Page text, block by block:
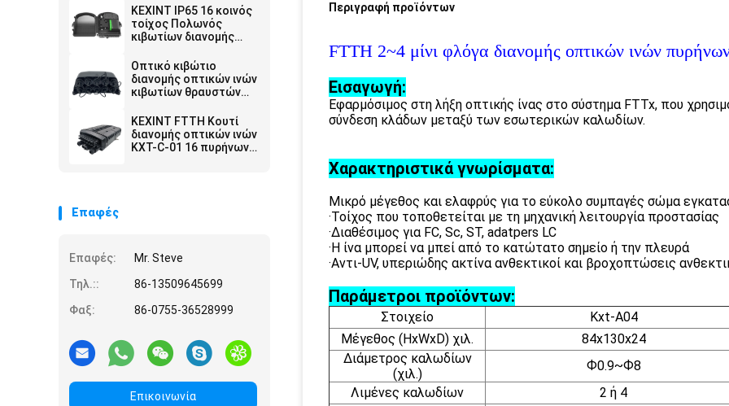
KEXINT IP65 16 κοινός
τοίχος Πολωνός
κιβωτίων διανομής
συναρμογών οπτικής
ίνας λιμένων
τοποθέτησε
Οπτικό κιβώτιο
διανομής οπτικών ινών
κιβωτίων θραυστών
Sc Preconnected
KEXINT FTTH Κουτί
διανομής οπτικών ινών
KXT-C-01 16 πυρήνων
Επαφές
Επαφές:
Mr. Steve
Τηλ.::
86-13509645699
Φαξ:
86-0755-36528999
Επικοινωνία
Περιγραφή προϊόντων
FTTH 2~4 μίνι φλόγα διανομής οπτικών ινών
Εισαγωγή:
Εφαρμόσιμος στη λήξη οπτικής ίνας στο σύστημα FTTx, που
σύνδεση κλάδων μεταξύ των εσωτερικών καλωδίων.
Χαρακτηριστικά γνωρίσματα:
Μικρό μέγεθος και ελαφρύς για το εύκολο συμπαγές σώμα
·Τοίχος που τοποθετείται με τη μηχανική λειτουργία προστασίας
·Διαθέσιμος για FC, Sc, ST, adatpers LC
·Η ίνα μπορεί να μπεί από το κατώτατο σημείο ή την πλευρά
·Αντι-UV, υπεριώδης ακτίνα ανθεκτικοί και βροχοπτώσεις
Παράμετροι προϊόντων:
Στοιχείο
Kxt-A04
Μέγεθος (HxWxD) χιλ.
84x130x24
Διάμετρος καλωδίων
(χιλ.)
Ф0.9~Ф8
Λιμένες καλωδίων
2 ή 4